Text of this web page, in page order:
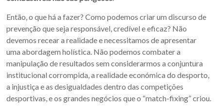
Então, o que há a fazer? Como podemos criar um discurso de
prevenção que seja responsável, credível e eficaz? Não
devemos recear a realidade e necessitamos de apresentar
uma abordagem holística. Não podemos combater a
manipulação de resultados sem considerarmos a conjuntura
institucional corrompida, a realidade económica do desporto,
a injustiça e as desigualdades dentro das competições
desportivas, e os grandes negócios que o “match-fixing” criou.